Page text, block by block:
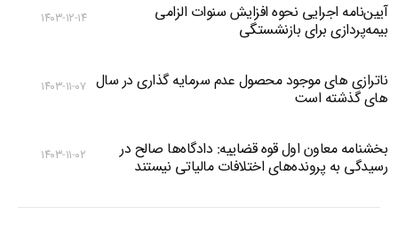
آیین‌نامه اجرایی نحوه افزایش سنوات الزامی
بیمه‌پردازی برای بازنشستگی
۱۴۰۳-۱۲-۱۴
ناترازی های موجود محصول عدم سرمایه گذاری در سال
های گذشته است
۱۴۰۳-۱۱-۰۷
بخشنامه معاون اول قوه قضاییه: دادگاه‌‌ها صالح در
رسیدگی به پرونده‌های اختلافات مالیاتی نیستند
۱۴۰۳-۱۱-۰۲